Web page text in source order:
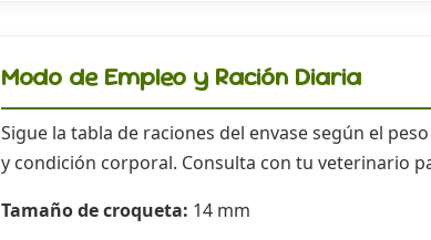
Modo de Empleo y Ración Diaria
Sigue la tabla de raciones del envase según el
y condición corporal. Consulta con tu veterinario
Tamaño de croqueta: 14 mm